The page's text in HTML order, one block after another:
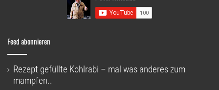
Feed abonnieren
Rezept gefüllte Kohlrabi – mal was anderes zum
mampfen..